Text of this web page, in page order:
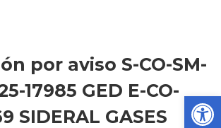
por aviso S-CO-SM-
17985 GED E-CO-
SIDERAL GASES